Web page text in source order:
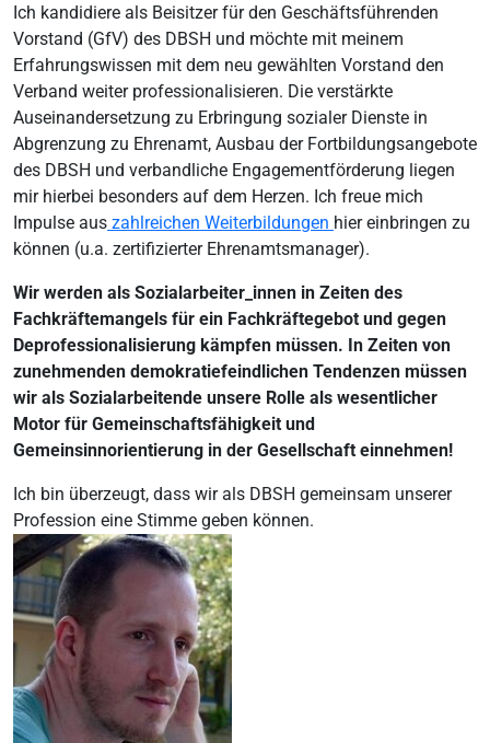
Ich kandidiere als Beisitzer für den Geschäftsführenden
Vorstand (GfV) des DBSH und möchte mit meinem
Erfahrungswissen mit dem neu gewählten Vorstand den
Verband weiter professionalisieren. Die verstärkte
Auseinandersetzung zu Erbringung sozialer Dienste in
Abgrenzung zu Ehrenamt, Ausbau der Fortbildungsangebote
des DBSH und verbandliche Engagementförderung liegen
mir hierbei besonders auf dem Herzen. Ich freue mich
Impulse aus zahlreichen Weiterbildungen hier einbringen zu
können (u.a. zertifizierter Ehrenamtsmanager).
Wir werden als Sozialarbeiter_innen in Zeiten des
Fachkräftemangels für ein Fachkräftegebot und gegen
Deprofessionalisierung kämpfen müssen. In Zeiten von
zunehmenden demokratiefeindlichen Tendenzen müssen
wir als Sozialarbeitende unsere Rolle als wesentlicher
Motor für Gemeinschaftsfähigkeit und
Gemeinsinnorientierung in der Gesellschaft einnehmen!
Ich bin überzeugt, dass wir als DBSH gemeinsam unserer
Profession eine Stimme geben können.